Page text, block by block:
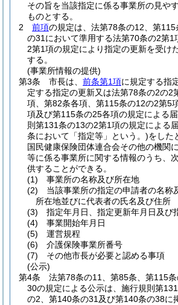
その旨を当該指定に係る事業所の見や
ものとする。
2
前項の規定は、法第78条の12、第
の31において準用する法第70条の2第1
2第1項の規定により指定の更新を受け
する。
(事業所情報の提供)
第3条
市長は、 前条第1項に規定する指定
定する指定の更新又は法第78条の2の2
項、第82条各項、第115条の12の2第5
項及び第115条の25各項の規定による
則第131条の13の2第1項の規定による
条において「指定等」という。)をした
国民健康保険団体連合会その他の機関
等に係る事業所に関する情報のうち、
供することができる。
(1)
事業所の名称及び所在地
(2)
当該事業所の指定の申請者の名称
所在地並びに代表者の氏名及び住所
(3)
指定年月日、指定更新年月日及び
(4)
事業開始年月日
(5)
運営規程
(6)
介護保険事業所番号
(7)
その他市長が必要と認める事項
(公示)
第4条
法第78条の11、第85条、第115
30の規定による公示は、施行規則第
の2、第140条の31及び第140条の38に